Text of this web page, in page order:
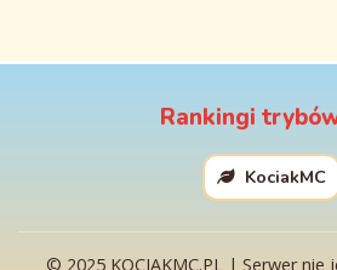
Rankingi
KociakMC
© 2025 KOCIAKMC.PL | Serwer nie